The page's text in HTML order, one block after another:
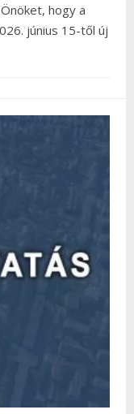
hogy a
június 15-től új